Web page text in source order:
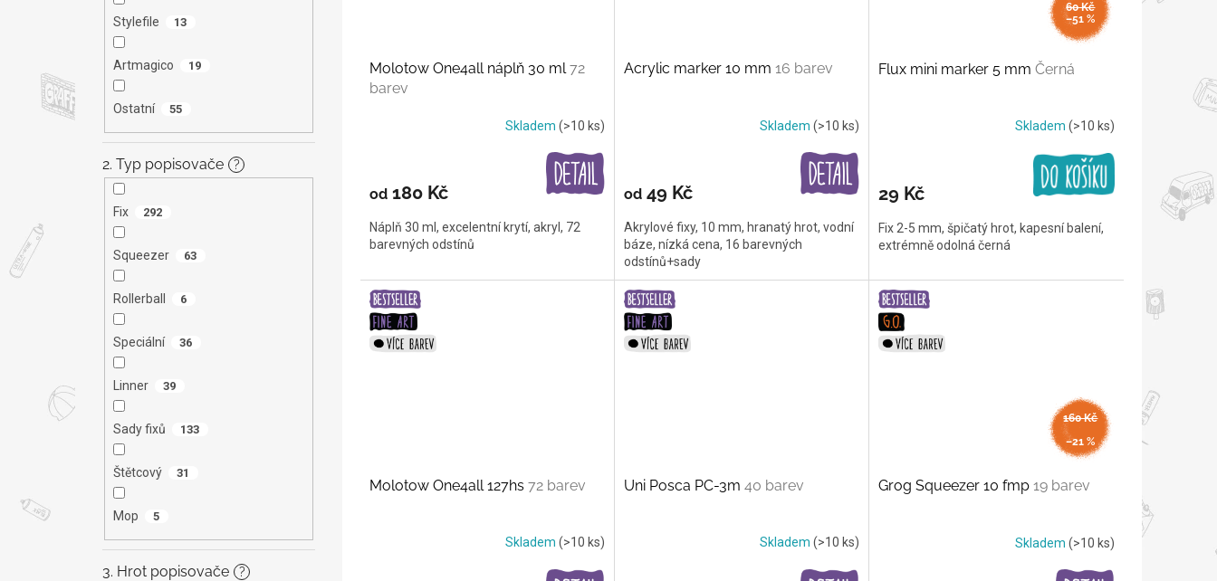
Stylefile 13
Artmagico 19
Ostatní 55
2. Typ popisovače ?
Fix 292
Squeezer 63
Rollerball 6
Speciální 36
Linner 39
Sady fixů 133
Štětcový 31
Mop 5
3. Hrot popisovače ?
Molotow One4all náplň 30 ml72
barev
Skladem (>10 ks)
od 180 Kč
Náplň 30 ml, excelentní krytí, akryl, 72
barevných odstínů
Acrylic marker 10 mm 16 barev
Skladem (>10 ks)
od49 Kč
Akrylové fixy, 10 mm, hranatý hrot, vodní
báze, nízká cena, 16 barevných
odstínů+sady
60 Kč
–51 %
Flux mini marker 5 mm Černá
Skladem (>10 ks)
29 Kč
Fix 2-5 mm, špičatý hrot, kapesní balení,
extrémně odolná černá
Molotow One4all 127hs 72 barev
Skladem (>10 ks)
Uni Posca PC-3m 40 barev
Skladem (>10 ks)
160 Kč
–21 %
Grog Squeezer 10 fmp 19 barev
Skladem (>10 ks)